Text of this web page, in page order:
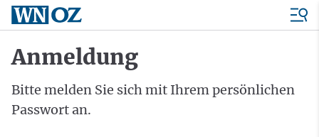
Anmeldung
Bitte melden Sie sich mit Ihrem persönlichen
Passwort an.